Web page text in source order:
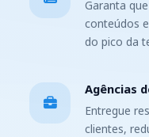
Garanta
conteúdos
do pico da
Agências
Entregue
clientes,